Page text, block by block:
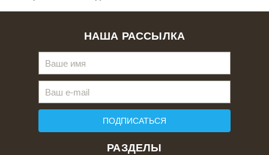
РАЗДЕЛЫ
НАША РАССЫЛКА
ПОДПИСАТЬСЯ